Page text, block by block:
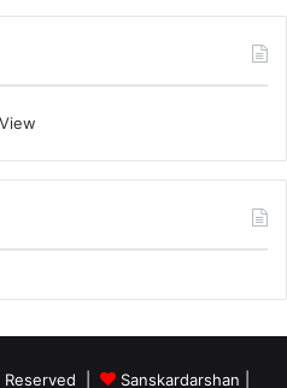
Reserved | Sanskardarshan